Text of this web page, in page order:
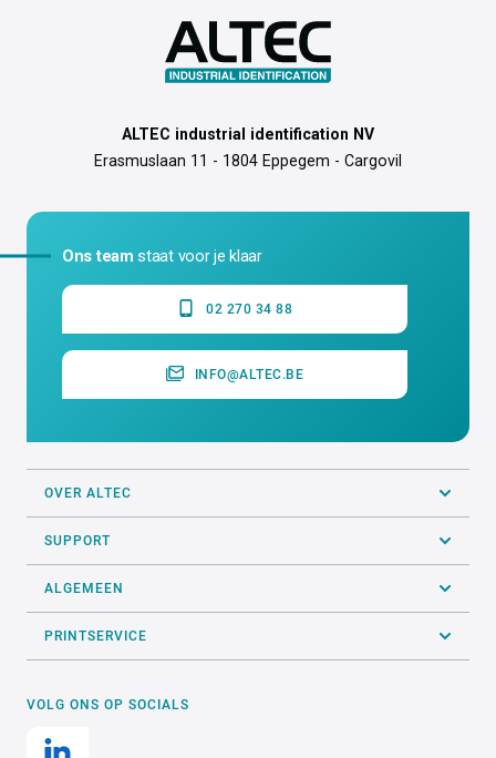
ALTEC industrial identification NV
Erasmuslaan 11 - 1804 Eppegem - Cargovil
Ons team staat voor je klaar
02 270 34 88
INFO@ALTEC.BE
OVER ALTEC
SUPPORT
ALGEMEEN
PRINTSERVICE
VOLG ONS OP SOCIALS